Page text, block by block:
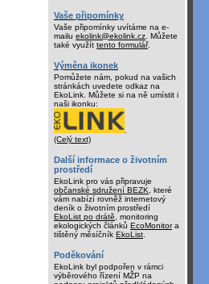
Vaše připomínky
Vaše připomínky uvítáme na e-
mailu ekolink@ekolink.cz . Můžete
také využít tento formulář.
Výměna ikonek
Pomůžete nám, pokud na vašich
stránkách uvedete odkaz na
EkoLink. Můžete si na ně umístit i
naši ikonku:
(Celý text)
Další informace o životním
prostředí
EkoLink pro vás připravuje
občanské sdružení BEZK , které
vám nabízí rovněž internetový
deník o životním prostředí
EkoList po drátě , monitoring
ekologických článků EcoMonitora
tištěný měsíčník EkoList
Poděkování
EkoLink byl podpořen v rámci
výběrového řízení MŽP na